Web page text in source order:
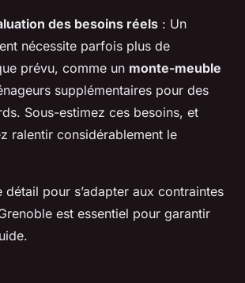
des besoins réels : Un
nécessite parfois plus de
prévu, comme un monte-meuble
supplémentaires pour des
Sous-estimez ces besoins, et
ralentir considérablement le
détail pour s’adapter aux contraintes
est essentiel pour garantir